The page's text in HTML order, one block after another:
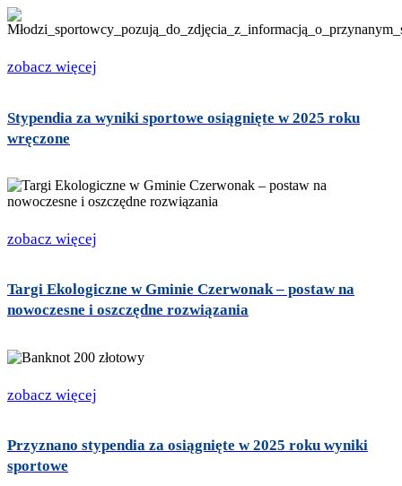
zobacz więcej
Stypendia za wyniki sportowe osiągnięte w 2025 roku
wręczone
zobacz więcej
Targi Ekologiczne w Gminie Czerwonak – postaw na
nowoczesne i oszczędne rozwiązania
zobacz więcej
Przyznano stypendia za osiągnięte w 2025 roku wyniki
sportowe